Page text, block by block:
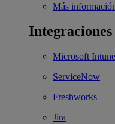
Más
Integraciones
Microsoft Intune
ServiceNow
Freshworks
Jira